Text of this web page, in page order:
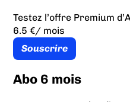
Testez l’offre Premium
6.5 €/ mois
Souscrire
Abo 6 mois